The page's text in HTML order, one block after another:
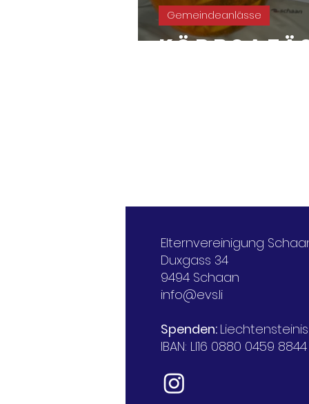
Gemeindeanlässe
Elternvereinigung
Duxgass 34
9494 Schaan
info@evs.li
Spenden:
IBAN: LI16 0880 0459